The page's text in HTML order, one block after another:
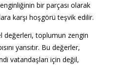
bir parçası olarak
karşı hoşgörü teşvik edilir.
değerleri, toplumun zengin
yansıtır. Bu değerler,
vatandaşları için değil,